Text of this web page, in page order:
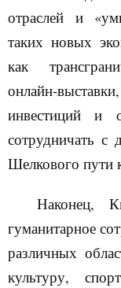
отраслей и
таких новых
как
онлайн-
инвестиций и
сотрудничать с
Шелкового пути
Наконец,
гуманитарное
различных
культуру,